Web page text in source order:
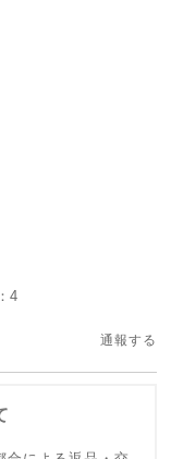
4
通報する